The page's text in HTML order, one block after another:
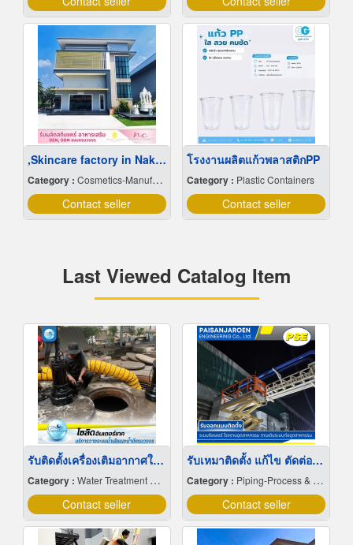
,Skincare factory in Nakhon Pathom
Category : Cosmetics-Manufacturers Service
Contact seller
โรงงานผลิตแก้วพลาสติกPP
Category : Plastic Containers
Contact seller
Last Viewed Catalog Item
รับติดตั้งเครื่องเติมอากาศใต้น้ำ
Category : Water Treatment Systems & Equipment
Contact seller
รับเหมาติดตั้ง แก้ไข ตัดต่อ ซ่อมแซม ท่อ HDPE
Category : Piping-Process & Industrial
Contact seller